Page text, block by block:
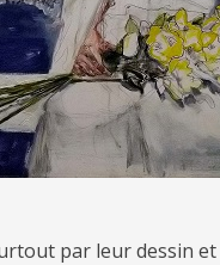
par leur dessin